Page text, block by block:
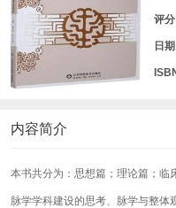
评分
日期
内容简介
本书共分为：思想篇；理论篇；临
脉学学科建设的思考、脉学与整体